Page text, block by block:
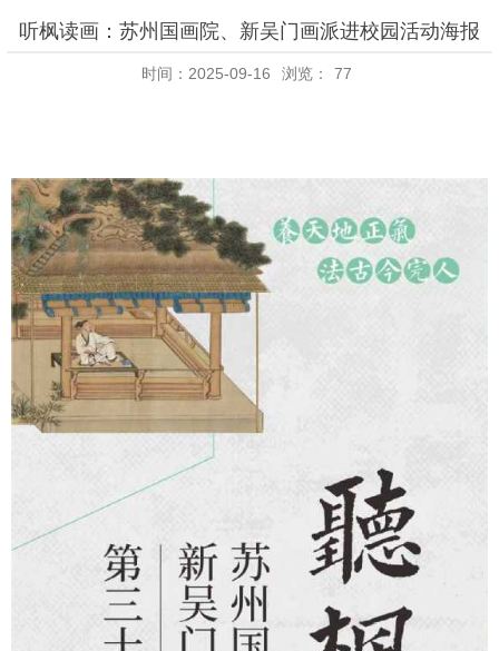
听枫读画：苏州国画院、新吴门画派进校园活动海报
时间：2025-09-16 浏览： 77